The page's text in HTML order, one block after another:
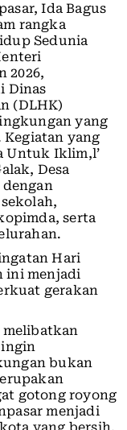
Ida Bagus
rangka
Sedunia
2026,
Dinas
(DLHK)
yang
Kegiatan yang
Untuk Iklim,l’
Desa
dengan
serta
Hari
ini menjadi
gerakan
melibatkan
ingin
bukan
gotong royong
menjadi